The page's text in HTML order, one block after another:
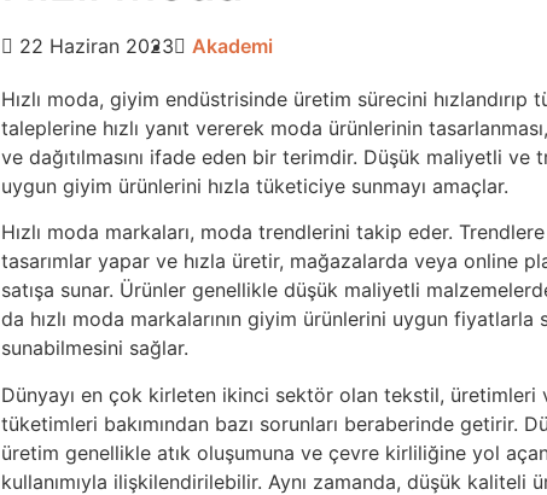
22 Haziran 2023 Akademi
Hızlı moda, giyim endüstrisinde üretim sürecini hızlandırıp
taleplerine hızlı yanıt vererek moda ürünlerinin
ve dağıtılmasını ifade eden bir terimdir. Düşük maliyetli ve
uygun giyim ürünlerini hızla tüketiciye sunmayı amaçlar.
Hızlı moda markaları, moda trendlerini takip eder.
tasarımlar yapar ve hızla üretir, mağazalarda veya online
satışa sunar. Ürünler genellikle düşük maliyetli
da hızlı moda markalarının giyim ürünlerini uygun fiyatlarla
sunabilmesini sağlar.
Dünyayı en çok kirleten ikinci sektör olan tekstil, üretimleri
tüketimleri bakımından bazı sorunları beraberinde getirir.
üretim genellikle atık oluşumuna ve çevre kirliliğine yol
kullanımıyla ilişkilendirilebilir. Aynı zamanda, düşük kaliteli